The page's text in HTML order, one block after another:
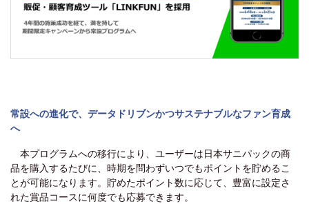
常設への進化で、データドリブンかつサステナブルなファン育成
へ
本プログラムへの移行により、ユーザーは日本サニパックの商
品を購入するたびに、時期を問わずいつでもポイントを貯めるこ
とが可能になります。貯めたポイント数に応じて、豊富に設定さ
れた賞品コースに何度でも応募できます。